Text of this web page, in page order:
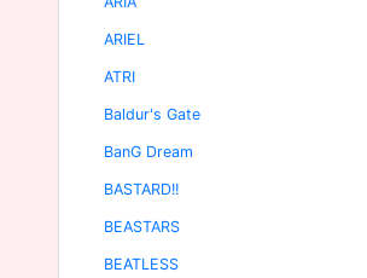
ARIEL
ATRI
Baldur's Gate
BanG Dream
BASTARD!!
BEASTARS
BEATLESS